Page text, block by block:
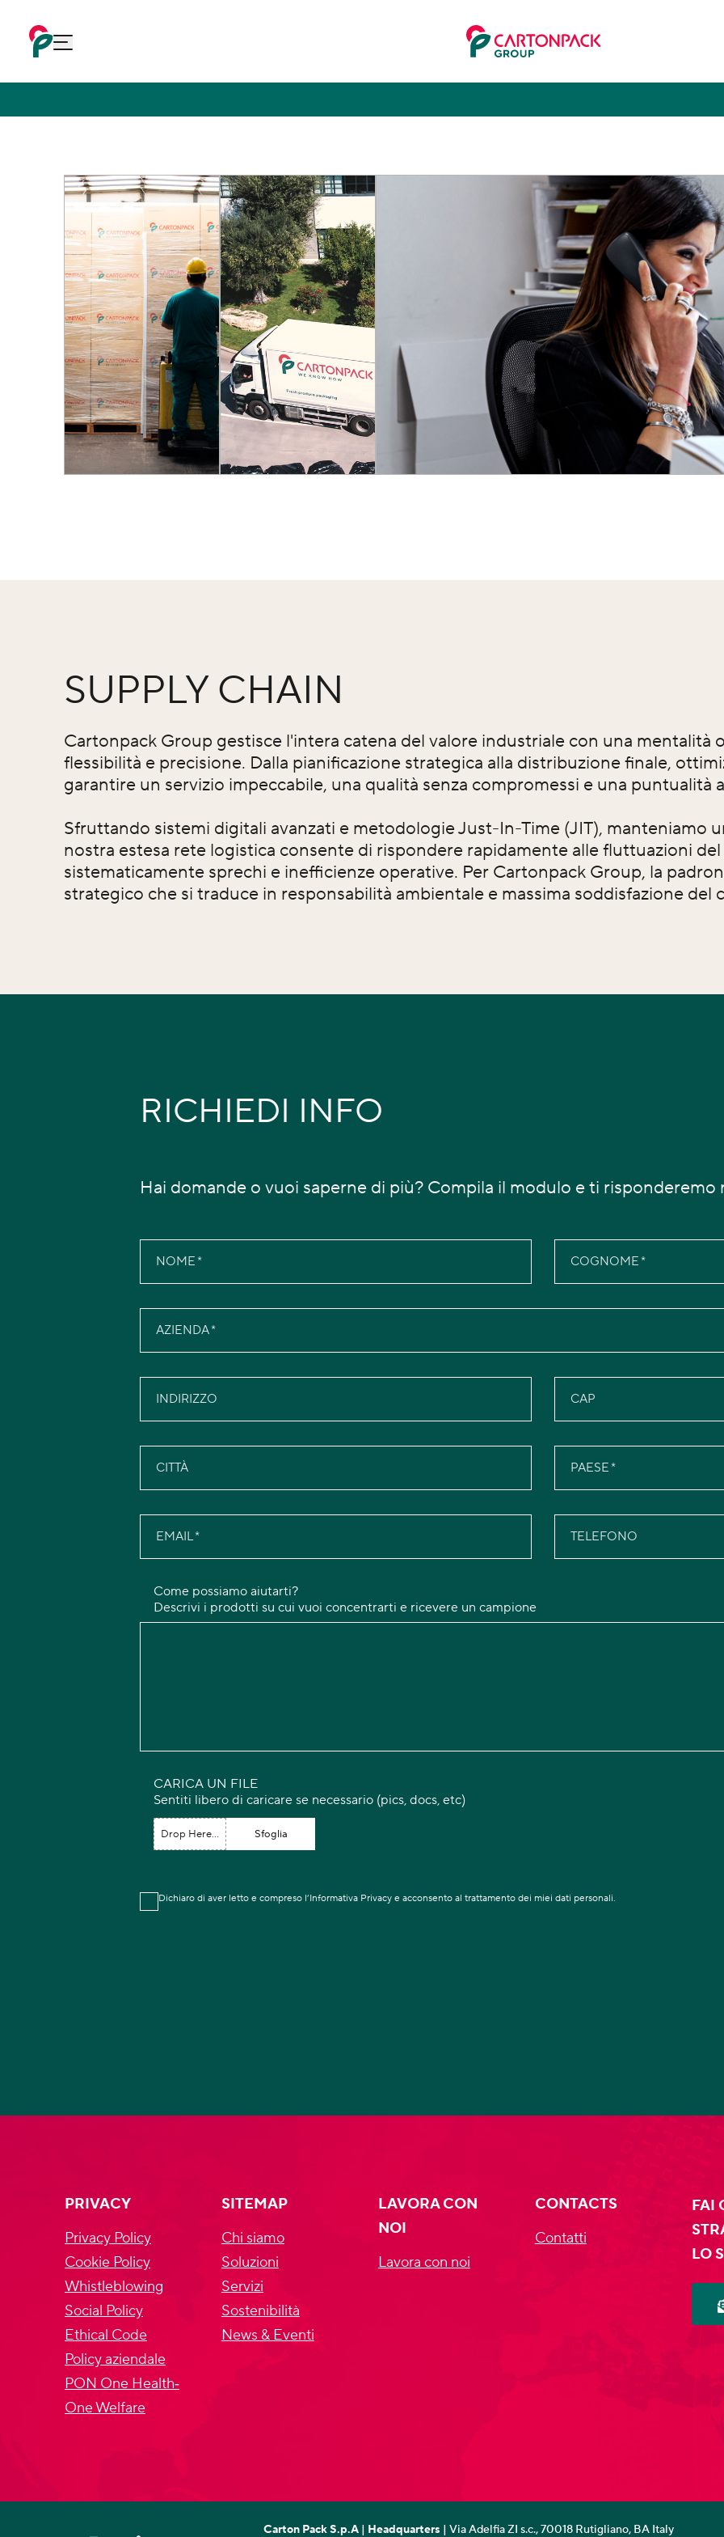
SUPPLY CHAIN
Cartonpack Group gestisce l'intera catena del valore industriale con una mentalità
flessibilità e precisione. Dalla pianificazione strategica alla distribuzione finale,
garantire un servizio impeccabile, una qualità senza compromessi e una puntualità
Sfruttando sistemi digitali avanzati e metodologie Just-In-Time (JIT), manteniamo
nostra estesa rete logistica consente di rispondere rapidamente alle fluttuazioni
sistematicamente sprechi e inefficienze operative. Per Cartonpack Group, la
strategico che si traduce in responsabilità ambientale e massima soddisfazione del
RICHIEDI INFO
Hai domande o vuoi saperne di più? Compila il modulo e ti risponderemo
NOME COGNOME
AZIENDA
INDIRIZZO CAP
CITTÀ PAESE
EMAIL TELEFONO
Come possiamo aiutarti?
Descrivi i prodotti su cui vuoi concentrarti e ricevere un campione
CARICA UN FILE
Sentiti libero di caricare se necessario (pics, docs, etc)
Drop Here... Sfoglia
Dichiaro di aver letto e compreso l’Informativa Privacy e acconsento al trattamento dei miei dati personali.
PRIVACY
Privacy Policy
Cookie Policy
Whistleblowing
Social Policy
Ethical Code
Policy aziendale
PON One Health‐
One Welfare
SITEMAP
Chi siamo
Soluzioni
Servizi
Sostenibilità
News & Eventi
LAVORA CON
NOI
Lavora con noi
CONTACTS
Contatti
FAI
LO
Carton Pack S.p.A | Headquarters | Via Adelfia ZI s.c., 70018 Rutigliano, BA Italy